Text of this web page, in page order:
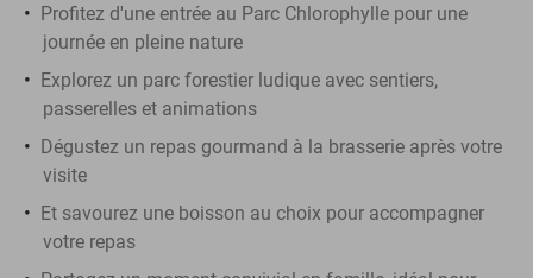
Profitez d'une entrée au Parc Chlorophylle pour une
journée en pleine nature
Explorez un parc forestier ludique avec sentiers,
passerelles et animations
Dégustez un repas gourmand à la brasserie après votre
visite
Et savourez une boisson au choix pour accompagner
votre repas